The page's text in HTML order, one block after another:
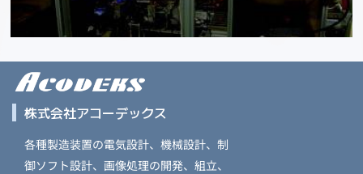
株式会社アコーデックス
各種製造装置の電気設計、機械設計、制
御ソフト設計、画像処理の開発、組立、